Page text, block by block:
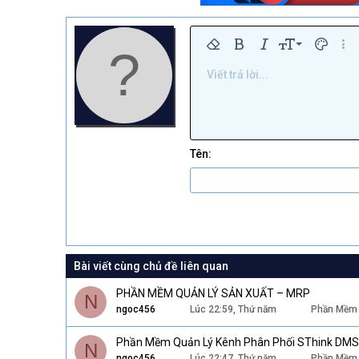
Xóa định dạng
Bold In nghiêng
Kích thước
9
10
18
22
26
Màu chữ
Phông chữArial
Verdana
Gạch ngang
Gạch chân
Insert horizontal line
Spoiler
Mã
Viết trả lời...
Tên
Bài viết cùng chủ đề liên quan
N PHẦN MỀM QUẢN LÝ SẢN XUẤT – MRP
ngoc456 Lúc 22:59, Thứ năm Phần
N Phần Mềm Quản Lý Kênh Phân Phối SThink DMS